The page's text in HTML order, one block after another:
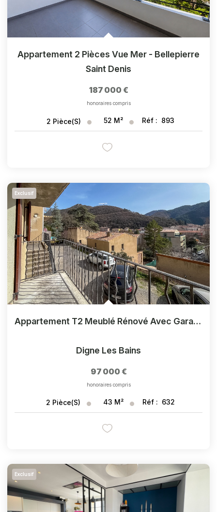
Appartement 2 Pièces Vue Mer - Bellepierre
Saint Denis
187 000 €
honoraires compris
2 Pièce(s) 52 M² Réf : 893
Exclusif
Appartement T2 Meublé Rénové Avec Garage Et Balcon
Digne Les Bains
97 000 €
honoraires compris
2 Pièce(s) 43 M² Réf : 632
Exclusif